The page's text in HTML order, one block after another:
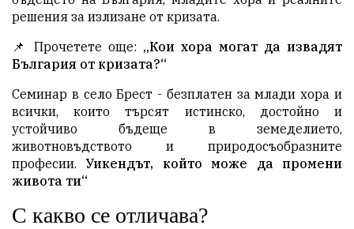
решения за излизане от кризата.
📌 Прочетете още: „Кои хора могат да извадят
България от кризата?“
Семинар в село Брест - безплатен за млади хора и
всички, които търсят истинско, достойно и
устойчиво бъдеще в земеделието,
животновъдството и природосъобразните
професии. Уикендът, който може да промени
живота ти“
С какво се отличава?